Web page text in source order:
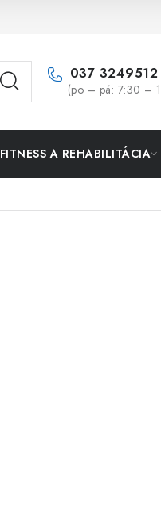
037 3249512
(po – pá: 7:30 –
FITNESS A REHABILITÁCIA